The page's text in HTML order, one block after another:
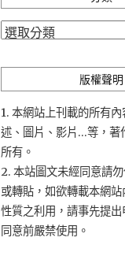
分
版權聲明
1. 本網站上刊載的所有
述、圖片、影片...等，著
所有。
2. 本站圖文未經同意請
或轉貼，如欲轉載本網
性質之利用，請事先提
同意前嚴禁使用。